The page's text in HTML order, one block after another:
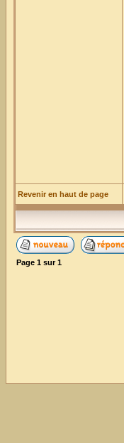
Revenir en haut de page
Page 1 sur1